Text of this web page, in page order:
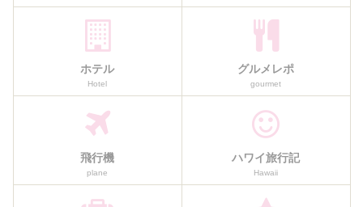
ホテル
Hotel
グルメレポ
gourmet
飛行機
plane
ハワイ旅行記
Hawaii